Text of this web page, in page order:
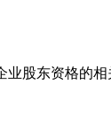
股东资格的相